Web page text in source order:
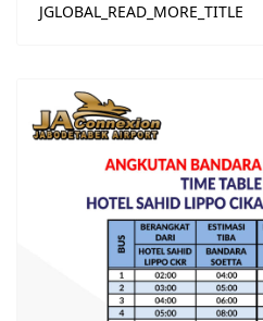
JGLOBAL_READ_MORE_TITLE